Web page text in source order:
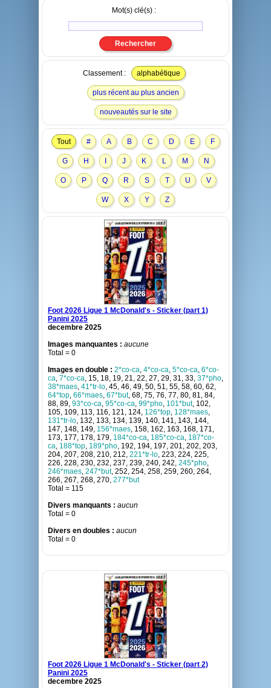
Mot(s) clé(s) :
Classement : alphabétique
plus récent au plus ancien
nouveautés sur le site
Tout # A B C D E F
G H J K L M N
O P Q R S T U V
W X Y Z
Foot 2026 Ligue 1 McDonald's - Sticker (part 1)
Panini 2025
decembre 2025
Images manquantes : aucune
Total = 0
Images en double : 2*co-ca, 4*co-ca, 5*co-ca, 6*co-
ca, 7*co-ca, 15, 18, 19, 21, 22, 27, 29, 31, 33, 37*pho,
38*maes, 41*tr-lo, 45, 46, 49, 50, 51, 55, 58, 60, 62,
64*top, 66*maes, 67*but, 68, 75, 76, 77, 80, 81, 84,
88, 89, 93*co-ca, 95*co-ca, 99*pho, 101*but, 102,
105, 109, 113, 116, 121, 124, 126*top, 128*maes,
131*tr-lo, 132, 133, 134, 139, 140, 141, 143, 144,
147, 148, 149, 156*maes, 158, 162, 163, 168, 171,
173, 177, 178, 179, 184*co-ca, 185*co-ca, 187*co-
ca, 188*top, 189*pho, 192, 194, 197, 201, 202, 203,
204, 207, 208, 210, 212, 221*tr-lo, 223, 224, 225,
226, 228, 230, 232, 237, 239, 240, 242, 245*pho,
246*maes, 247*but, 252, 254, 258, 259, 260, 264,
266, 267, 268, 270, 277*but
Total = 115
Divers manquants : aucun
Total = 0
Divers en doubles : aucun
Total = 0
Foot 2026 Ligue 1 McDonald's - Sticker (part 2)
Panini 2025
decembre 2025